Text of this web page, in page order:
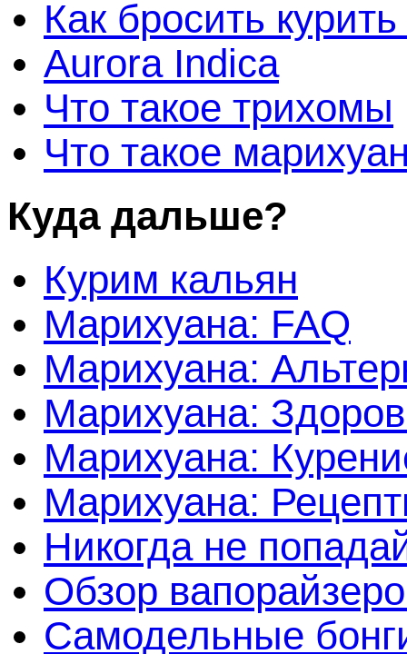
Как бросить
Aurora Indica
Что такое трихомы
Что такое
Куда дальше?
Курим кальян
Марихуана: FAQ
Марихуана:
Марихуана:
Марихуана:
Марихуана:
Никогда не
Обзор
Самодельные